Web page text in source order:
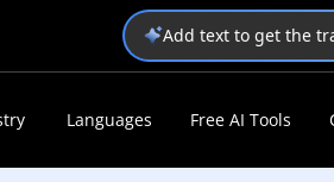
Add text to get the
Languages Free AI Tools